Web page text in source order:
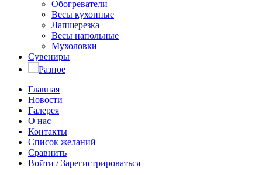
Обогреватели
Весы кухонные
Лапшерезка
Весы напольные
Мухоловки
Сувениры
Разное
Главная
Новости
Галерея
О нас
Контакты
Список желаний
Сравнить
Войти / Зарегистрироваться